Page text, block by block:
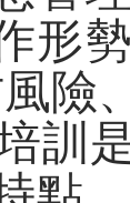
形
風險
訓